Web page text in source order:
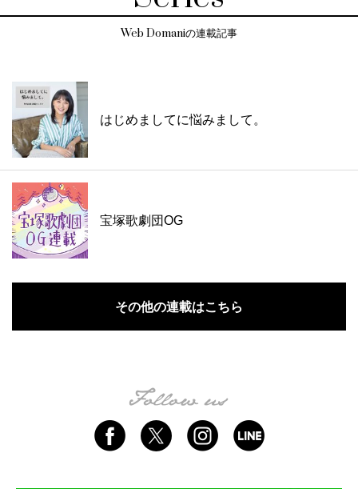
Web Domaniの連載記事
はじめましてに悩みまして。
宝塚歌劇団OG
その他の連載はこちら